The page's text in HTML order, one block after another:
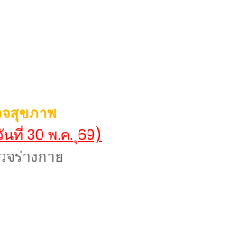
สุขภาพ
นที่ 30 พ.ค. ุ69)
ร่างกาย